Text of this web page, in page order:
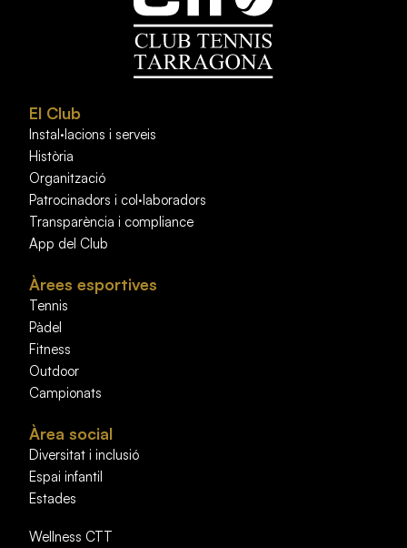
El Club
Instal·lacions i serveis
Història
Organització
Patrocinadors i col·laboradors
Transparència i compliance
App del Club
Àrees esportives
Tennis
Pàdel
Fitness
Outdoor
Campionats
Àrea social
Diversitat i inclusió
Espai infantil
Estades
Wellness CTT